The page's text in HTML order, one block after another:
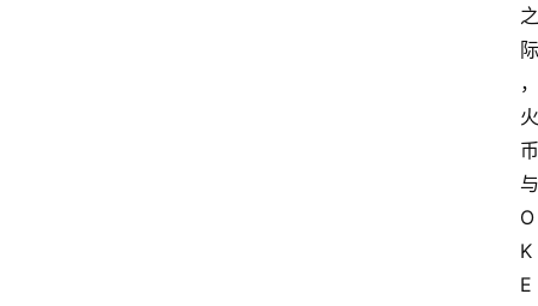
之
际
，
火
币
与
O
K
E